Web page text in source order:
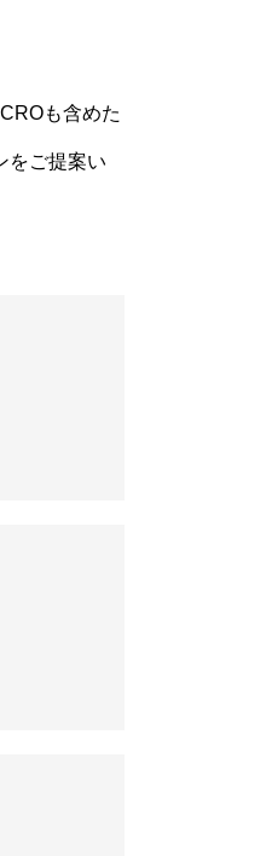
も含めた
をご提案い